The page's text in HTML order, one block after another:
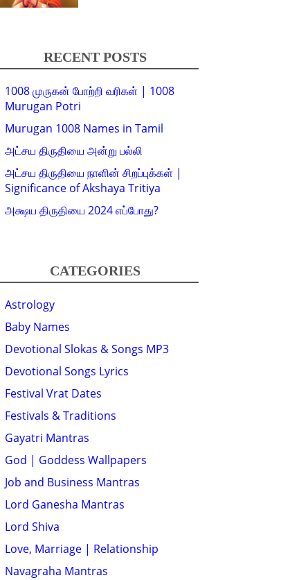
RECENT POSTS
1008 முருகன் போற்றி வரிகள் | 1008
Murugan Potri
Murugan 1008 Names in Tamil
அட்சய திருதியை அன்று பல்லி
அட்சய திருதியை நாளின் சிறப்புக்கள் |
Significance of Akshaya Tritiya
அக்ஷய திருதியை 2024 எப்போது?
CATEGORIES
Astrology
Baby Names
Devotional Slokas & Songs MP3
Devotional Songs Lyrics
Festival Vrat Dates
Festivals & Traditions
Gayatri Mantras
God | Goddess Wallpapers
Job and Business Mantras
Lord Ganesha Mantras
Lord Shiva
Love, Marriage | Relationship
Navagraha Mantras